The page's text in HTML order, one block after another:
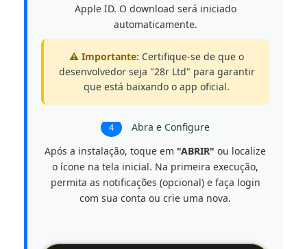
Apple ID. O download será iniciado
automaticamente.
⚠️ Importante: Certifique-se de que o
desenvolvedor seja "28r Ltd" para garantir
que está baixando o app oficial.
4
Abra e Configure
Após a instalação, toque em "ABRIR" ou localize
o ícone na tela inicial. Na primeira execução,
permita as notificações (opcional) e faça login
com sua conta ou crie uma nova.